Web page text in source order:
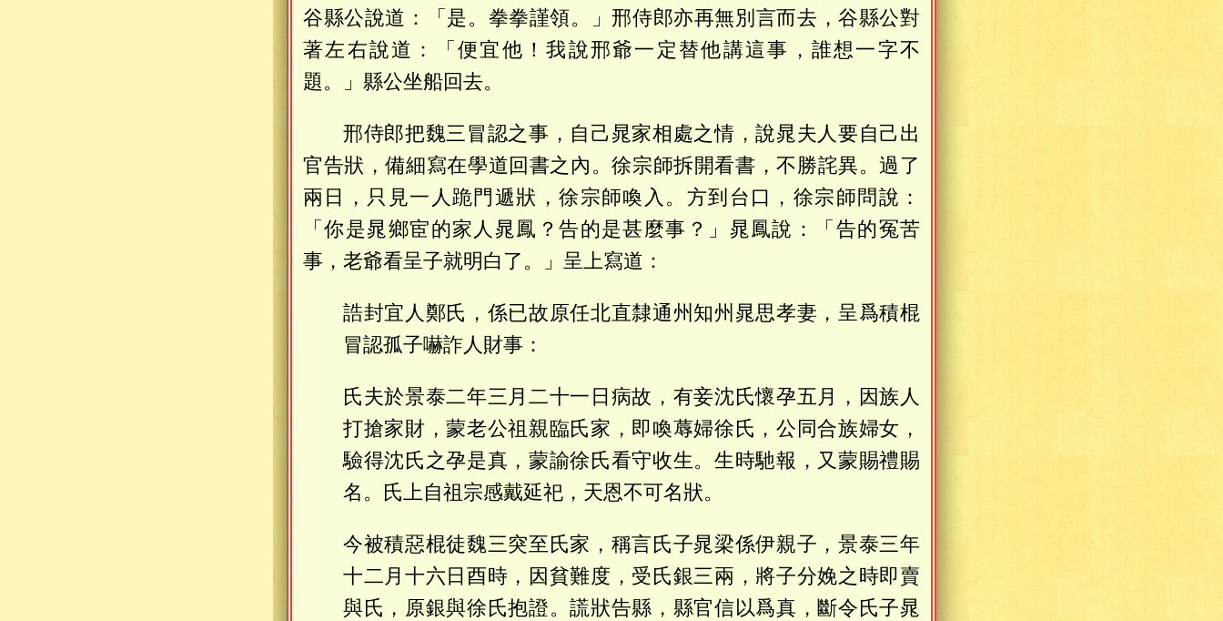
谷縣公說道：「是。拳拳謹領。」邢侍郎亦再無別言而去，谷縣公對
著左右說道：「便宜他！我說邢爺一定替他講這事，誰想一字不
題。」縣公坐船回去。
邢侍郎把魏三冒認之事，自己晁家相處之情，說晁夫人要自己出
官告狀，備細寫在學道回書之內。徐宗師拆開看書，不勝詫異。過了
兩日，只見一人跪門遞狀，徐宗師喚入。方到台口，徐宗師問說：
「你是晁鄉宦的家人晁鳳？告的是甚麼事？」晁鳳說：「告的冤苦
事，老爺看呈子就明白了。」呈上寫道：
誥封宜人鄭氏，係已故原任北直隸通州知州晁思孝妻，呈爲積棍
冒認孤子嚇詐人財事：
氏夫於景泰二年三月二十一日病故，有妾沈氏懷孕五月，因族人
打搶家財，蒙老公祖親臨氏家，即喚蓐婦徐氏，公同合族婦女，
驗得沈氏之孕是真，蒙諭徐氏看守收生。生時馳報，又蒙賜禮賜
名。氏上自祖宗感戴延祀，天恩不可名狀。
今被積惡棍徒魏三突至氏家，稱言氏子晁梁係伊親子，景泰三年
十二月十六日酉時，因貧難度，受氏銀三兩，將子分娩之時即賣
與氏，原銀與徐氏抱證。謊狀告縣，縣官信以爲真，斷令氏子晁